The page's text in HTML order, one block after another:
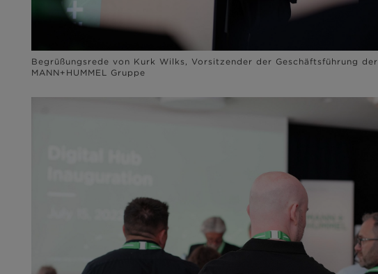
Begrüßungsrede von Kurk Wilks, Vorsitzender der Geschäftsführung der
MANN+HUMMEL Gruppe